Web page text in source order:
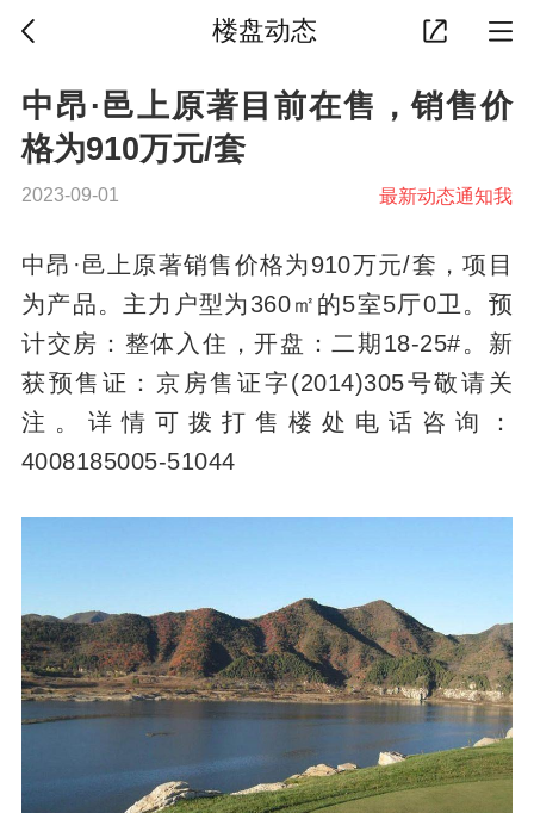
楼盘动态
中昂·邑上原著目前在售，销售价
格为910万元/套
2023-09-01 最新动态通知我
中昂·邑上原著销售价格为910万元/套，项目
为产品。主力户型为360㎡的5室5厅0卫。预
计交房：整体入住，开盘：二期18-25#。新
获预售证：京房售证字(2014)305号敬请关
注。详情可拨打售楼处电话咨询：
4008185005-51044